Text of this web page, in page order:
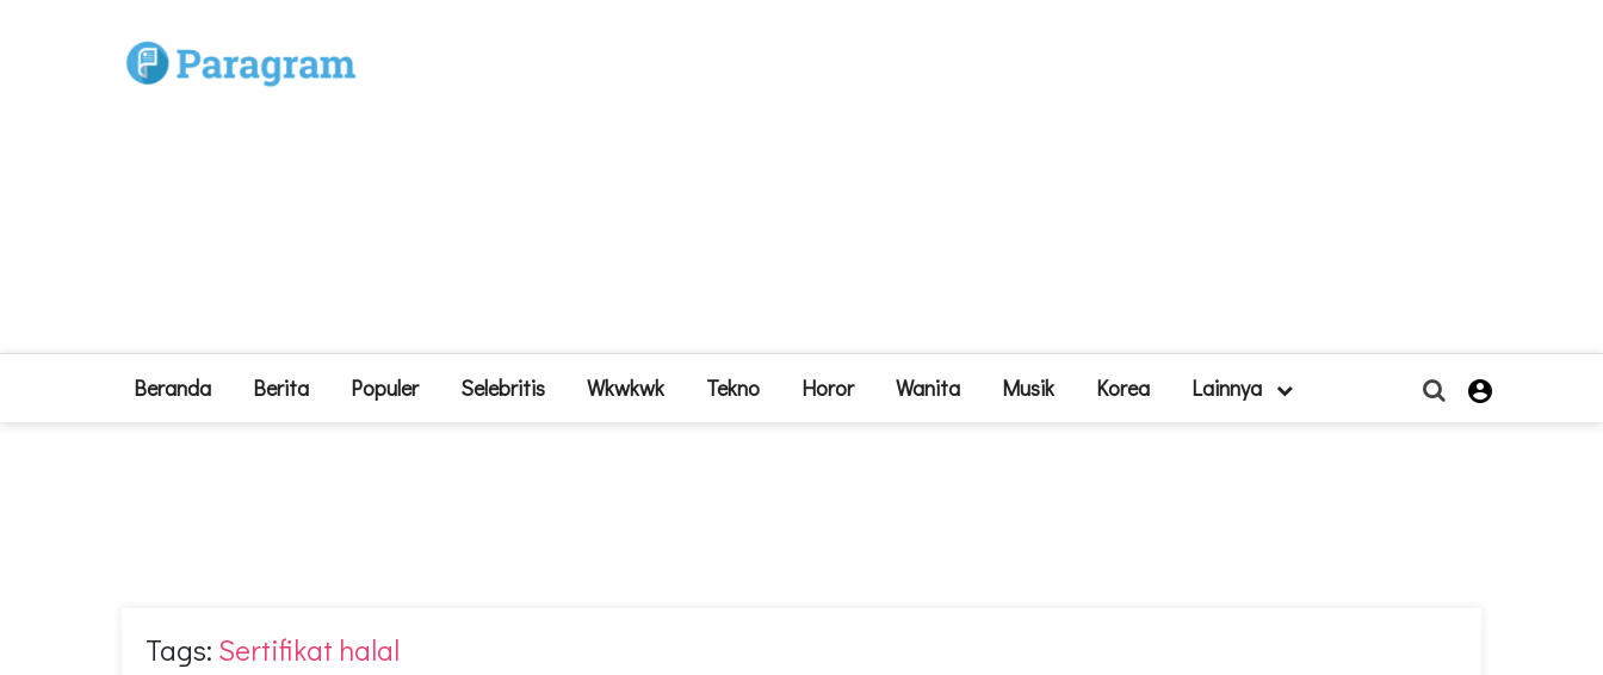
Beranda Berita Populer Selebritis Wkwkwk Tekno Horor Wanita Musik Korea Lainnya 
Tags: Sertifikat halal